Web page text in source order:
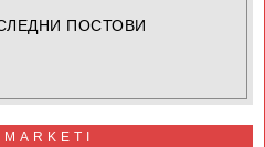
ПОСТОВИ